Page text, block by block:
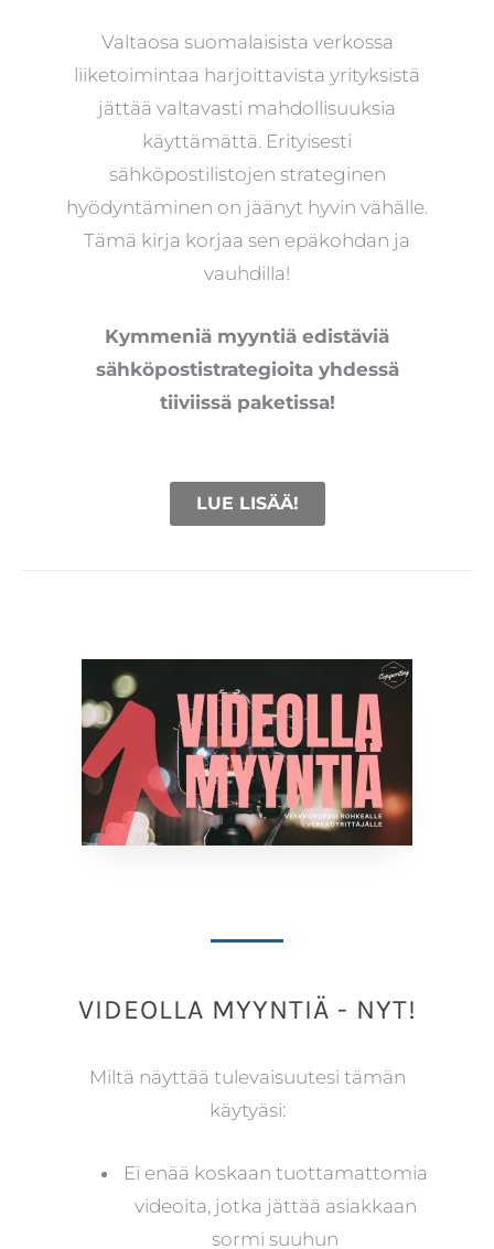
Valtaosa suomalaisista verkossa
liiketoimintaa harjoittavista yrityksistä
jättää valtavasti mahdollisuuksia
käyttämättä. Erityisesti
sähköpostilistojen strateginen
hyödyntäminen on jäänyt hyvin vähälle.
Tämä kirja korjaa sen epäkohdan ja
vauhdilla!
Kymmeniä myyntiä edistäviä
sähköpostistrategioita yhdessä
tiiviissä paketissa!
LUE LISÄÄ!
VIDEOLLA MYYNTIÄ - NYT!
Miltä näyttää tulevaisuutesi tämän
käytyäsi:
Ei enää koskaan tuottamattomia
videoita, jotka jättää asiakkaan
sormi suuhun